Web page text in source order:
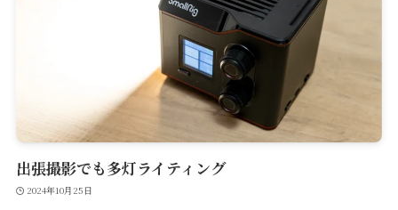
出張撮影でも多灯ライティング
2024年10月25日